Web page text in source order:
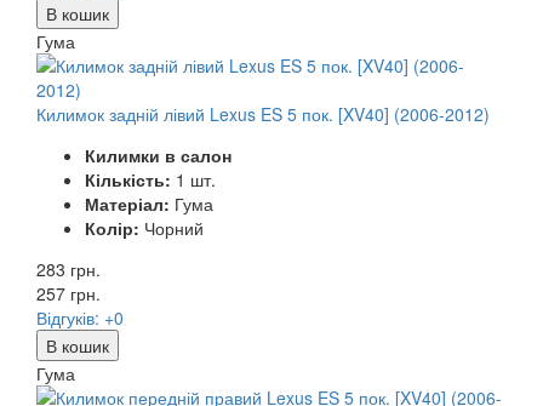
В кошик
Гума
Килимок задній лівий Lexus ES 5 пок. [XV40] (2006-2012)
Килимки в салон
Кількість: 1 шт.
Матеріал: Гума
Колір: Чорний
283 грн.
257 грн.
Відгуків: +0
В кошик
Гума